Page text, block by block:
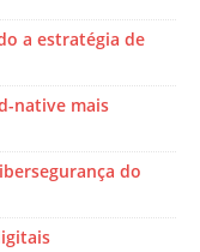
a estratégia de
native mais
do